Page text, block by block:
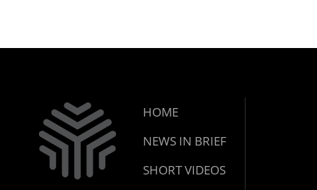
HOME
NEWS IN BRIEF
SHORT VIDEOS